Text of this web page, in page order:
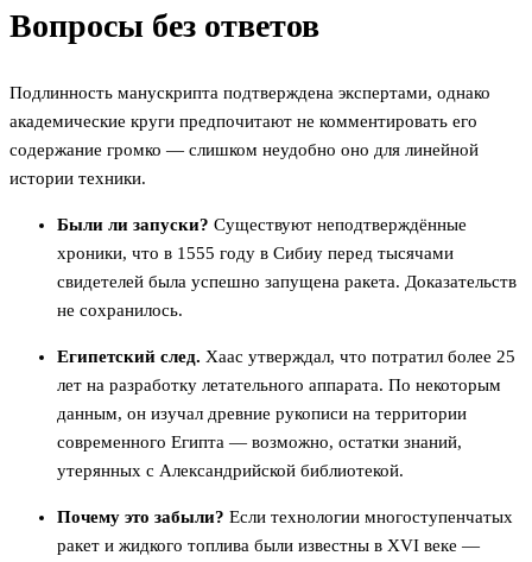
Вопросы без ответов
Подлинность манускрипта подтверждена экспертами, однако
академические круги предпочитают не комментировать его
содержание громко — слишком неудобно оно для линейной
истории техники.
Были ли запуски? Существуют неподтверждённые
хроники, что в 1555 году в Сибиу перед тысячами
свидетелей была успешно запущена ракета. Доказательств
не сохранилось.
Египетский след. Хаас утверждал, что потратил более 25
лет на разработку летательного аппарата. По некоторым
данным, он изучал древние рукописи на территории
современного Египта — возможно, остатки знаний,
утерянных с Александрийской библиотекой.
Почему это забыли? Если технологии многоступенчатых
ракет и жидкого топлива были известны в XVI веке —